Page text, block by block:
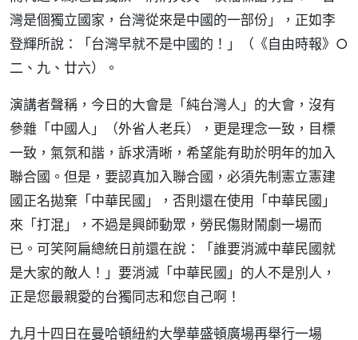
灣是個獨立國家，台灣從來是中國的一部份」，正如李
登輝所說：「台灣早就不是中國的！」（《自由時報》○
二、九、廿六）。
演講者聲稱，今日的大會是「純台灣人」的大會，沒有
參雜「中國人」（外省人老兵），更是理念一致，目標
一致，氣氛和諧，訴求清晰，希望能有助於明年的加入
聯合國。但是，要認真加入聯合國，必須先制憲立憲建
國正名拋棄「中華民國」，否則還在使用「中華民國」
來「打混」，不過是興師動眾，勞民傷財鬧劇一場而
已。可笑阿扁總統日前還在說：「誰要消滅中華民國就
是大家的敵人！」要消滅「中華民國」的人不是別人，
正是您最親愛的台獨同志和您自己啊！
九月十四日在曼哈頓紐約大學華盛頓廣場再舉行一場